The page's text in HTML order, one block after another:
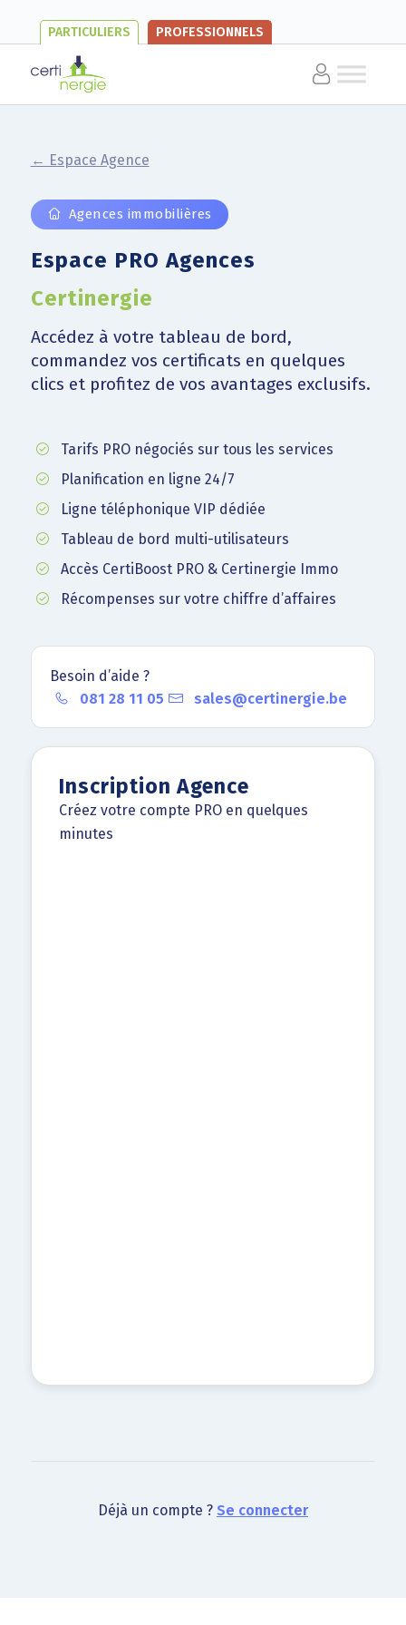
PARTICULIERS PROFESSIONNELS
← Espace Agence
Agences immobilières
Espace PRO Agences
Certinergie
Accédez à votre tableau de bord,
commandez vos certificats en quelques
clics et profitez de vos avantages exclusifs.
Tarifs PRO négociés sur tous les services
Planification en ligne 24/7
Ligne téléphonique VIP dédiée
Tableau de bord multi-utilisateurs
Accès CertiBoost PRO & Certinergie Immo
Récompenses sur votre chiffre d’affaires
Besoin d’aide ?
081 28 11 05
sales@certinergie.be
Inscription Agence
Créez votre compte PRO en quelques
minutes
Déjà un compte ? Se connecter